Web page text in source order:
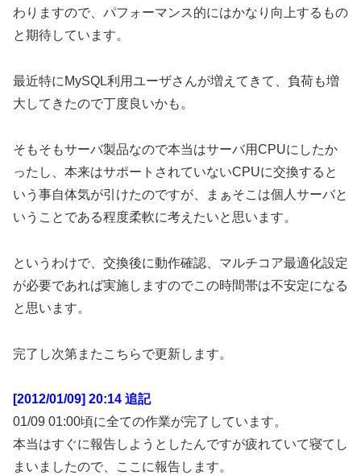
わりますので、パフォーマンス的にはかなり向上するもの
と期待しています。
最近特にMySQL利用ユーザさんが増えてきて、負荷も増
大してきたので丁度良いかも。
そもそもサーバ製品なので本当はサーバ用CPUにしたか
ったし、本来はサポートされていないCPUに交換すると
いう事自体気が引けたのですが、まぁそこは個人サーバと
いうことである程度柔軟に考えたいと思います。
というわけで、交換後に動作確認、マルチコア最適化設定
が必要であれば実施しますのでこの時間帯は不安定になる
と思います。
完了し次第またこちらで更新します。
[2012/01/09] 20:14 追記
01/09 01:00頃に全ての作業が完了しています。
本当はすぐに報告しようとしたんですが疲れていて寝てし
まいましたので、ここに報告します。